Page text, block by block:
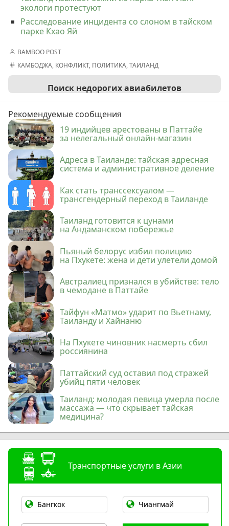
экологи протестуют
Расследование инцидента со слоном в тайском
парке Кхао Яй
BAMBOO POST
КАМБОДЖА, КОНФЛИКТ, ПОЛИТИКА,ТАИЛАНД
Поиск недорогих авиабилетов
Рекомендуемые сообщения
19 индийцев арестованы в Паттайе
за нелегальный онлайн-магазин
Адреса в Таиланде: тайская адресная
система и административное деление
Как стать транссексуалом —
трансгендерный переход в Таиланде
Таиланд готовится к цунами
на Андаманском побережье
Пьяный белорус избил полицию
на Пхукете: жена и дети улетели домой
Австралиец признался в убийстве: тело
в чемодане в Паттайе
Тайфун «Матмо» ударит по Вьетнаму,
Таиланду и Хайнаню
На Пхукете чиновник насмерть сбил
россиянина
Паттайский суд оставил под стражей
убийц пяти человек
Таиланд: молодая певица умерла после
массажа — что скрывает тайская
медицина?
Транспортные услуги в Азии